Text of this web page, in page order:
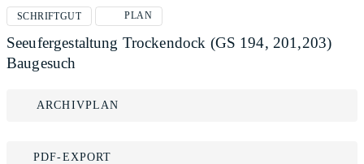
SCHRIFTGUT PLAN
Seeufergestaltung Trockendock (GS 194, 201,203)
Baugesuch
ARCHIVPLAN
PDF-EXPORT